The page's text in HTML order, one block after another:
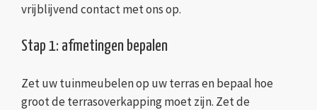
vrijblijvend contact met ons op.
Stap 1: afmetingen bepalen
Zet uw tuinmeubelen op uw terras en bepaal hoe
groot de terrasoverkapping moet zijn. Zet de